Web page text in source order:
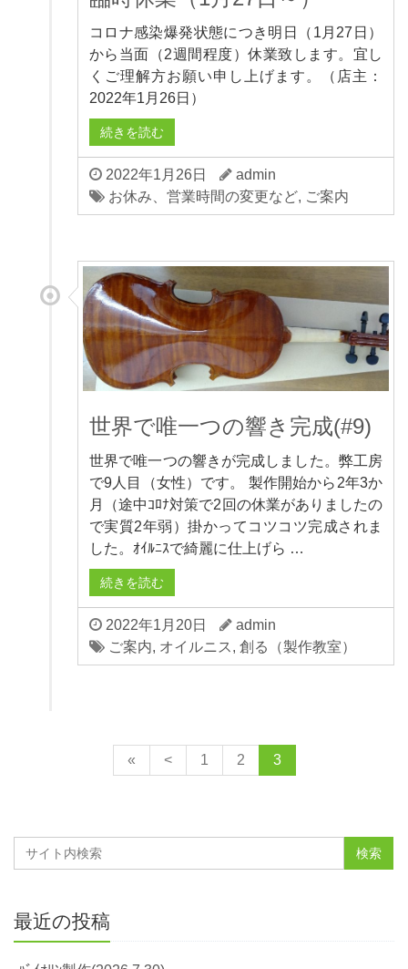
コロナ感染爆発状態につき明日（1月27日）
から当面（2週間程度）休業致します。宜し
くご理解方お願い申し上げます。（店主：
2022年1月26日）
続きを読む
2022年1月26日
admin
お休み、営業時間の変更など, ご案内
世界で唯一つの響き完成(#9)
世界で唯一つの響きが完成しました。弊工房
で9人目（女性）です。 製作開始から2年3か
月（途中ｺﾛﾅ対策で2回の休業がありましたの
で実質2年弱）掛かってコツコツ完成されま
した。ｵｲﾙﾆｽで綺麗に仕上げら …
続きを読む
2022年1月20日
admin
ご案内, オイルニス, 創る（製作教室）
« < 1 2 3
最近の投稿